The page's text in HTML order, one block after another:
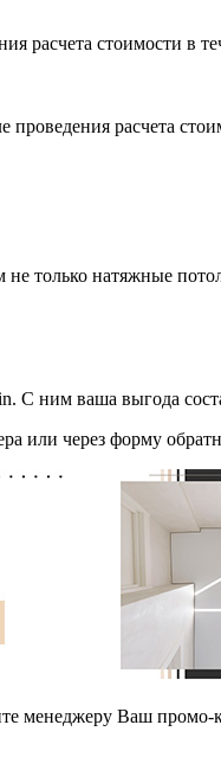
расчета стоимости в
расчета
только натяжные
С ним ваша выгода
или через форму
менеджеру Ваш промо-